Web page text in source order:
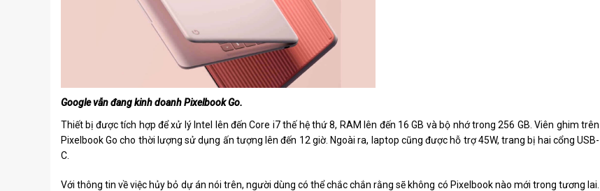
Google vẫn đang kinh doanh Pixelbook Go.
Thiết bị được tích hợp để xử lý Intel lên đến Core i7 thế hệ thứ 8, RAM lên đến 16 GB và bộ nhớ trong 256 GB. Viên ghim trên
Pixelbook Go cho thời lượng sử dụng ấn tượng lên đến 12 giờ. Ngoài ra, laptop cũng được hỗ trợ 45W, trang bị hai cổng USB-
C.
Với thông tin về việc hủy bỏ dự án nói trên, người dùng có thể chắc chắn rằng sẽ không có Pixelbook nào mới trong tương lai.